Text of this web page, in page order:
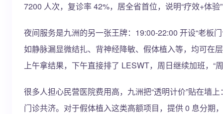
7200 人次，复诊率 42%，居全省首位，说明“疗效+体验
夜间服务是九洲的另一张王牌：19:00-22:00 开设“老板
如静脉漏显微结扎、背神经降敏、假体植入等，均可在
上午拿结果，下午直接排了 LESWT，周日继续加班，“
很多人担心民营医院费用高，九洲把“透明计价”贴在墙
门诊共济。对于假体植入这类高额项目，提供 0 息分期